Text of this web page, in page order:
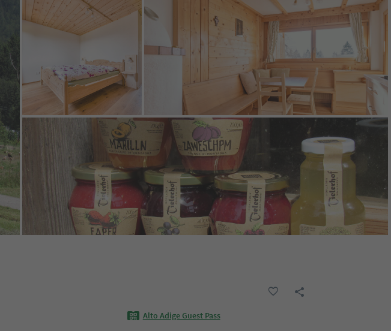
Alto Adige Guest Pass